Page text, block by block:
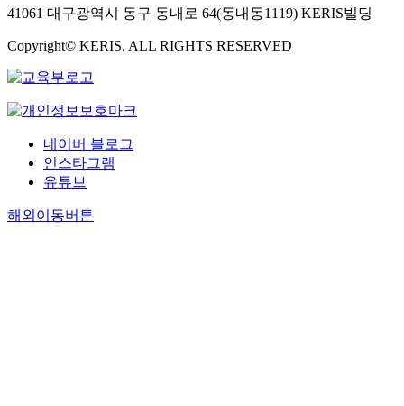
41061 대구광역시 동구 동내로 64(동내동1119) KERIS빌딩
Copyright© KERIS. ALL RIGHTS RESERVED
네이버 블로그
인스타그램
유튜브
해외이동버튼